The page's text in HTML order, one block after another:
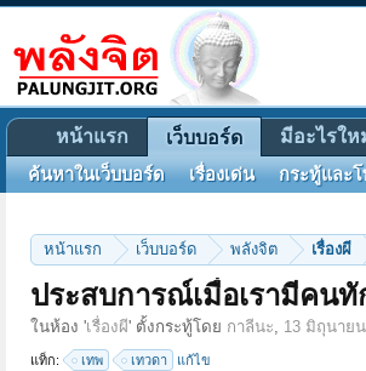
หน้าแรก เว็บบอร์ด พลังจิต เรื่องผี
ประสบการณ์เมื่อเรามีคนทั
ในห้อง 'เรื่องผี' ตั้งกระทู้โดย กาลีนะ, 13 มิถุนาย
แท็ก: เทพ เทวดา แก้ไข
หน้า 1 ของ 38 1 2 3 4 5 6 → 38 ถัดไ
หน้าแรก เว็บบอร์ด
ค้นหาในเว็บบอร์ด เรื่องเด่น กระทู้และ
มีอะไรให